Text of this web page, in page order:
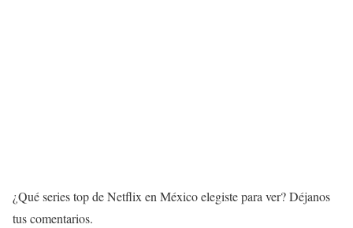
¿Qué series top de Netflix en México elegiste para ver? Déjanos
tus comentarios.